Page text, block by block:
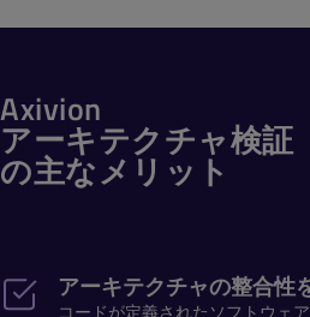
Axivion
アーキテクチャ検証
の主なメリット
アーキテクチャの整合性